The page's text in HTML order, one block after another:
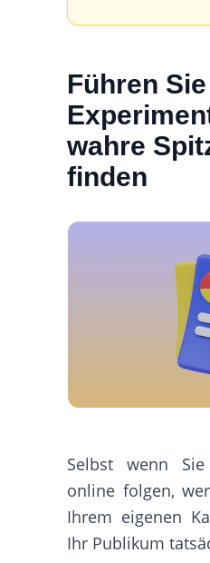
Führen
wahre
finden
Selbst wenn
online folgen,
Ihrem eigenen
Ihr Publikum